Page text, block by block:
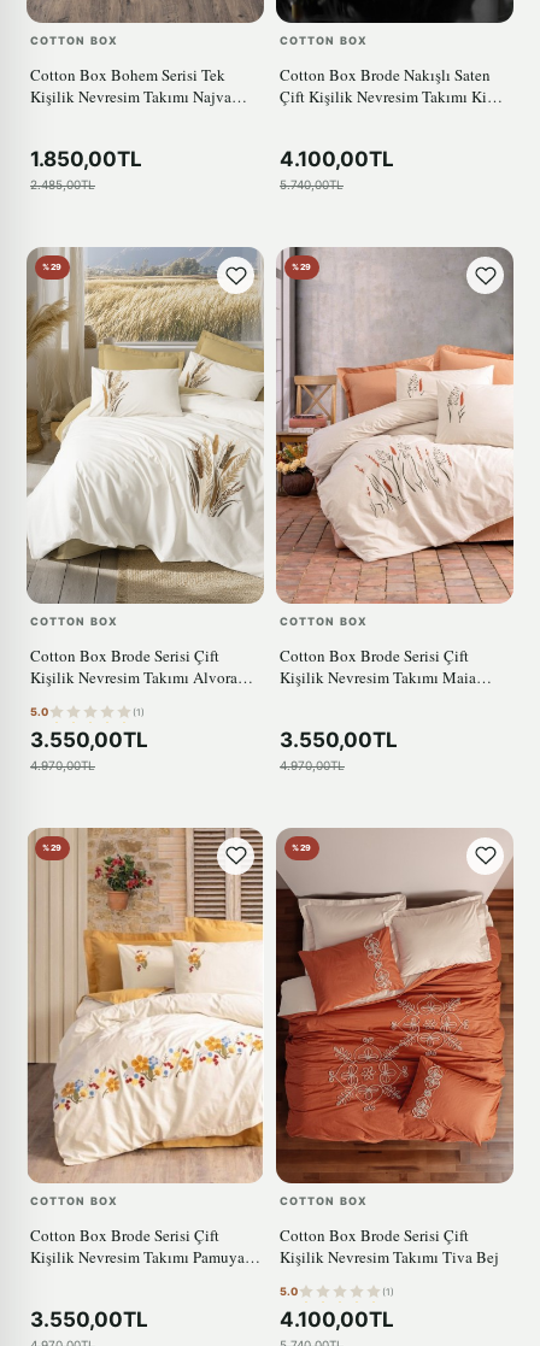
COTTON BOX
Cotton Box Bohem Serisi Tek
Kişilik Nevresim Takımı Najva
1.850,00TL
2.485,00TL
COTTON BOX
Cotton Box Brode Nakışlı Saten
Çift Kişilik Nevresim Takımı King
4.100,00TL
5.740,00TL
%29
COTTON BOX
Cotton Box Brode Serisi Çift
Kişilik Nevresim Takımı Alvora
5.0 (1)
3.550,00TL
4.970,00TL
%29
COTTON BOX
Cotton Box Brode Serisi Çift
Kişilik Nevresim Takımı Maia
3.550,00TL
4.970,00TL
%29
COTTON BOX
Cotton Box Brode Serisi Çift
Kişilik Nevresim Takımı Pamuya
3.550,00TL
%29
COTTON BOX
Cotton Box Brode Serisi Çift
Kişilik Nevresim Takımı Tiva Bej
5.0 (1)
4.100,00TL